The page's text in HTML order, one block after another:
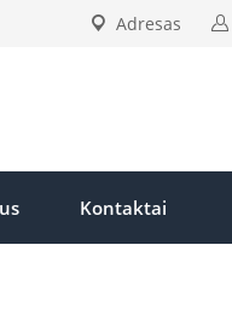
Adresas
Kontaktai